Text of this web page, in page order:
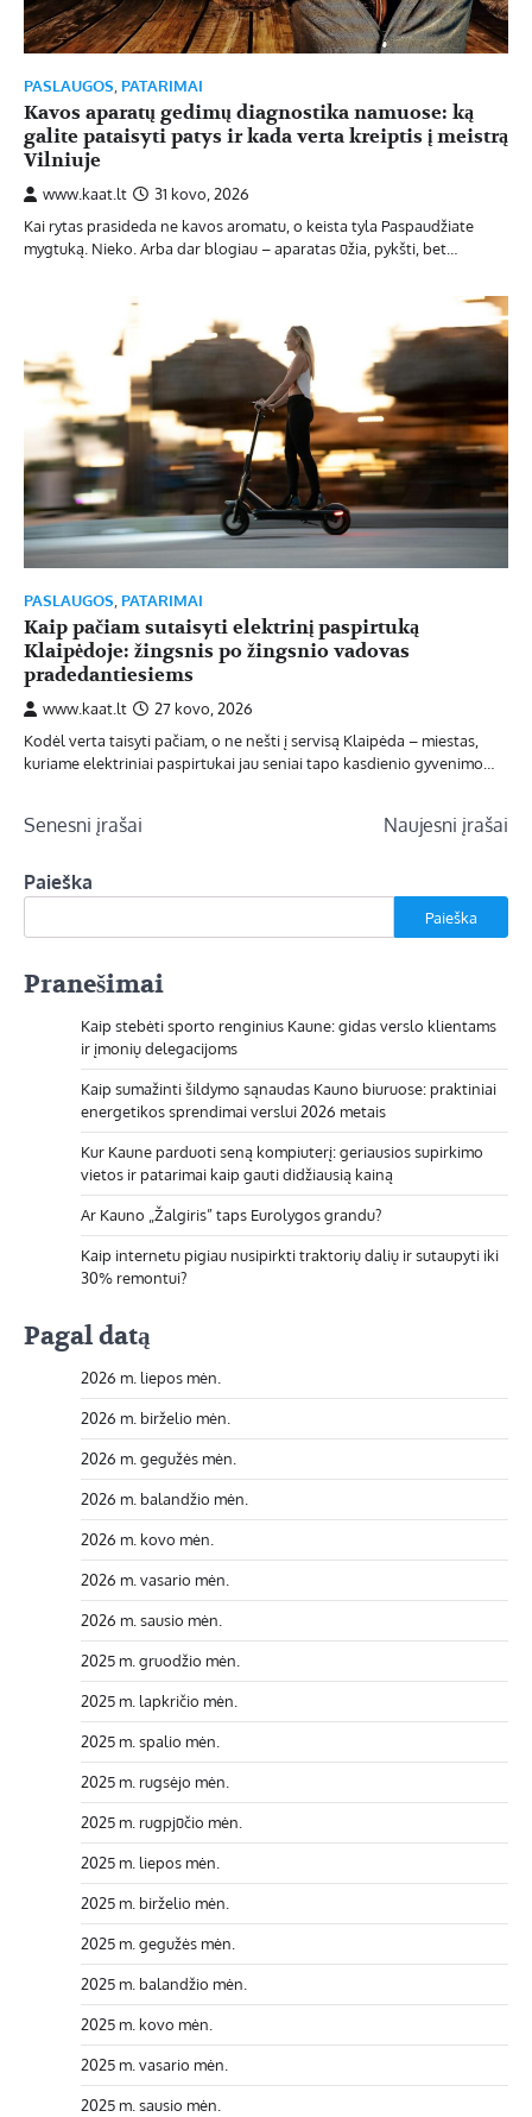
PASLAUGOS PATARIMAI
Kavos aparatų gedimų diagnostika namuose: ką
galite pataisyti patys ir kada verta kreiptis į meistrą
Vilniuje
www.kaat.lt
31 kovo, 2026
Kai rytas prasideda ne kavos aromatu, o keista tyla Paspaudžiate
mygtuką. Nieko. Arba dar blogiau – aparatas ūžia, pykšti, bet…
PASLAUGOS, PATARIMAI
Kaip pačiam sutaisyti elektrinį paspirtuką
Klaipėdoje: žingsnis po žingsnio vadovas
pradedantiesiems
www.kaat.lt
27 kovo, 2026
Kodėl verta taisyti pačiam, o ne nešti į servisą Klaipėda – miestas,
kuriame elektriniai paspirtukai jau seniai tapo kasdienio gyvenimo…
Navigacija
įrašų
Senesni įrašai Naujesni įrašai
Paieška
Paieška
Pranešimai
Kaip stebėti sporto renginius Kaune: gidas verslo klientams
ir įmonių delegacijoms
Kaip sumažinti šildymo sąnaudas Kauno biuruose: praktiniai
energetikos sprendimai verslui 2026 metais
Kur Kaune parduoti seną kompiuterį: geriausios supirkimo
vietos ir patarimai kaip gauti didžiausią kainą
Ar Kauno „Žalgiris” taps Eurolygos grandu?
Kaip internetu pigiau nusipirkti traktorių dalių ir sutaupyti iki
30% remontui?
Pagal datą
2026 m. liepos mėn.
2026 m. birželio mėn.
2026 m. gegužės mėn.
2026 m. balandžio mėn.
2026 m. kovo mėn.
2026 m. vasario mėn.
2026 m. sausio mėn.
2025 m. gruodžio mėn.
2025 m. lapkričio mėn.
2025 m. spalio mėn.
2025 m. rugsėjo mėn.
2025 m. rugpjūčio mėn.
2025 m. liepos mėn.
2025 m. birželio mėn.
2025 m. gegužės mėn.
2025 m. balandžio mėn.
2025 m. kovo mėn.
2025 m. vasario mėn.
2025 m. sausio mėn.